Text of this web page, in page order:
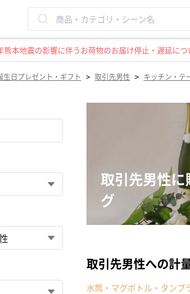
熊本地震の影響に伴うお荷物のお届け停止・遅延につ
生日プレゼント・ギフト > 取引先男性 > キッチン・テ
取引先男性
グ
取引先男性への計
水筒・マグボトル・タンブ